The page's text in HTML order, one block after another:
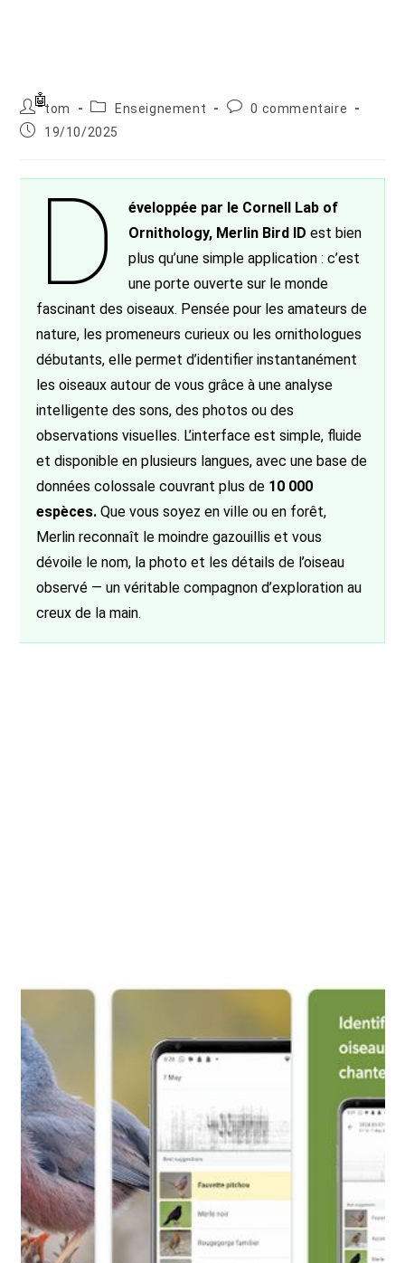
Auteur/autrice
de
la
tom
PostEnseignement
Commentaires
0 commentaire
Publication
19/10/2025
D
éveloppée par le Cornell Lab of
Ornithology, Merlin Bird ID est bien
plus qu’une simple application : c’est
une porte ouverte sur le monde
fascinant des oiseaux. Pensée pour les amateurs de
nature, les promeneurs curieux ou les ornithologues
débutants, elle permet d’identifier instantanément
les oiseaux autour de vous grâce à une analyse
intelligente des sons, des photos ou des
observations visuelles. L’interface est simple, fluide
et disponible en plusieurs langues, avec une base de
données colossale couvrant plus de 10 000
espèces. Que vous soyez en ville ou en forêt,
Merlin reconnaît le moindre gazouillis et vous
dévoile le nom, la photo et les détails de l’oiseau
observé — un véritable compagnon d’exploration au
creux de la main.